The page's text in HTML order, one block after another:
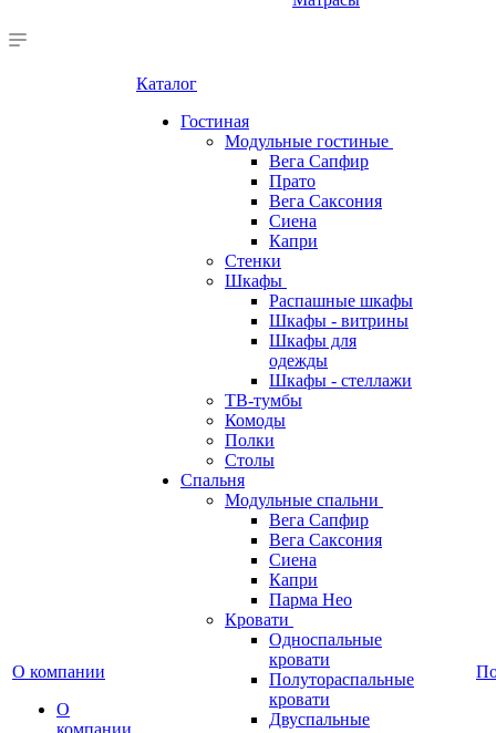
О компании
О
компании
Каталог
Гостиная
Модульные гостиные
Вега Сапфир
Прато
Вега Саксония
Сиена
Капри
Стенки
Шкафы
Распашные шкафы
Шкафы - витрины
Шкафы для
одежды
Шкафы - стеллажи
ТВ-тумбы
Комоды
Полки
Столы
Спальня
Модульные спальни
Вега Сапфир
Вега Саксония
Сиена
Капри
Парма Нео
Кровати
Односпальные
кровати
Полутораспальные
кровати
Двуспальные